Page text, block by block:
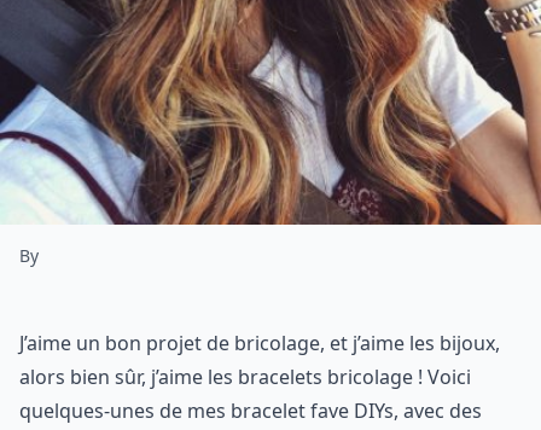
By
J’aime un bon projet de bricolage, et j’aime les bijoux,
alors bien sûr, j’aime les bracelets bricolage ! Voici
quelques-unes de mes bracelet fave DIYs, avec des